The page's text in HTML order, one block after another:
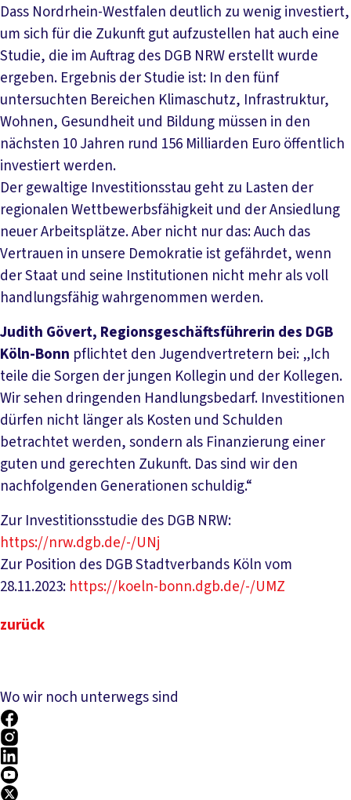
Dass Nordrhein-Westfalen deutlich zu wenig investiert,
um sich für die Zukunft gut aufzustellen hat auch eine
Studie, die im Auftrag des DGB NRW erstellt wurde
ergeben. Ergebnis der Studie ist: In den fünf
untersuchten Bereichen Klimaschutz, Infrastruktur,
Wohnen, Gesundheit und Bildung müssen in den
nächsten 10 Jahren rund 156 Milliarden Euro öffentlich
investiert werden.
Der gewaltige Investitionsstau geht zu Lasten der
regionalen Wettbewerbsfähigkeit und der Ansiedlung
neuer Arbeitsplätze. Aber nicht nur das: Auch das
Vertrauen in unsere Demokratie ist gefährdet, wenn
der Staat und seine Institutionen nicht mehr als voll
handlungsfähig wahrgenommen werden.
Judith Gövert, Regionsgeschäftsführerin des DGB
Köln-Bonn pflichtet den Jugendvertretern bei: „Ich
teile die Sorgen der jungen Kollegin und der Kollegen.
Wir sehen dringenden Handlungsbedarf. Investitionen
dürfen nicht länger als Kosten und Schulden
betrachtet werden, sondern als Finanzierung einer
guten und gerechten Zukunft. Das sind wir den
nachfolgenden Generationen schuldig.“
Zur Investitionsstudie des DGB NRW:
https://nrw.dgb.de/-/UNj
Zur Position des DGB Stadtverbands Köln vom
28.11.2023: https://koeln-bonn.dgb.de/-/UMZ
zurück
Wo wir noch unterwegs sind